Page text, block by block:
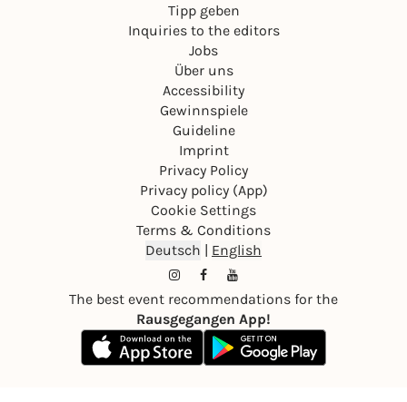
Tipp geben
Inquiries to the editors
Jobs
Über uns
Accessibility
Gewinnspiele
Guideline
Imprint
Privacy Policy
Privacy policy (App)
Cookie Settings
Terms & Conditions
Deutsch | English
The best event recommendations for the
Rausgegangen App!